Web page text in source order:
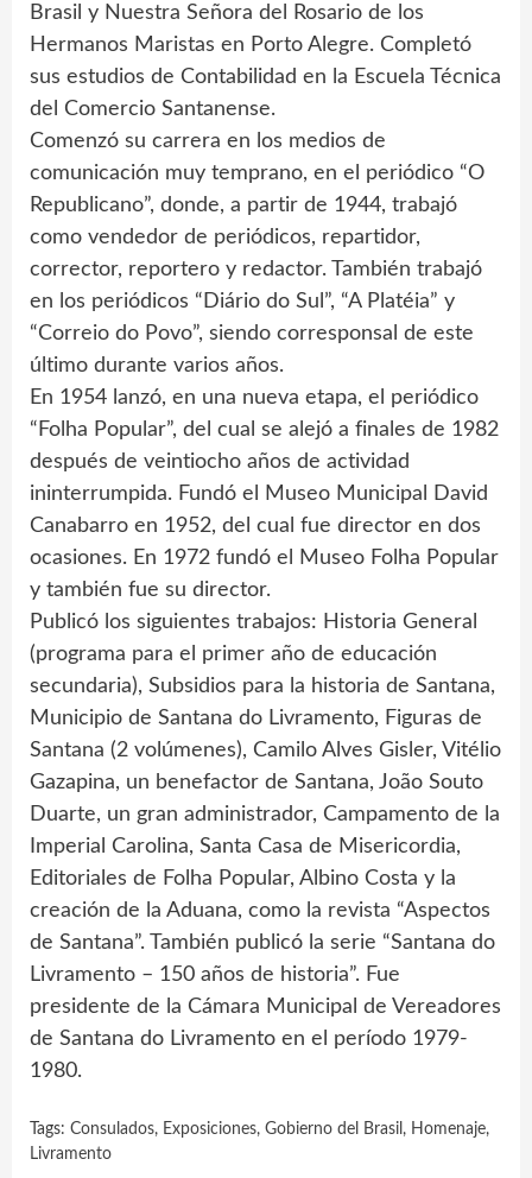
Brasil y Nuestra Señora del Rosario de los
Hermanos Maristas en Porto Alegre. Completó
sus estudios de Contabilidad en la Escuela Técnica
del Comercio Santanense.
Comenzó su carrera en los medios de
comunicación muy temprano, en el periódico “O
Republicano”, donde, a partir de 1944, trabajó
como vendedor de periódicos, repartidor,
corrector, reportero y redactor. También trabajó
en los periódicos “Diário do Sul”, “A Platéia” y
“Correio do Povo”, siendo corresponsal de este
último durante varios años.
En 1954 lanzó, en una nueva etapa, el periódico
“Folha Popular”, del cual se alejó a finales de 1982
después de veintiocho años de actividad
ininterrumpida. Fundó el Museo Municipal David
Canabarro en 1952, del cual fue director en dos
ocasiones. En 1972 fundó el Museo Folha Popular
y también fue su director.
Publicó los siguientes trabajos: Historia General
(programa para el primer año de educación
secundaria), Subsidios para la historia de Santana,
Municipio de Santana do Livramento, Figuras de
Santana (2 volúmenes), Camilo Alves Gisler, Vitélio
Gazapina, un benefactor de Santana, João Souto
Duarte, un gran administrador, Campamento de la
Imperial Carolina, Santa Casa de Misericordia,
Editoriales de Folha Popular, Albino Costa y la
creación de la Aduana, como la revista “Aspectos
de Santana”. También publicó la serie “Santana do
Livramento – 150 años de historia”. Fue
presidente de la Cámara Municipal de Vereadores
de Santana do Livramento en el período 1979-
1980.
Tags: Consulados, Exposiciones, Gobierno del Brasil , Homenaje,
Livramento